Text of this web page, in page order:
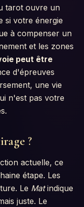
tarot ouvre un
si votre énergie
à compenser un
et les zones
peut être
d'épreuves
une vie
n'est pas votre
?
actuelle, ce
étape. Les
Le Matindique
juste. Le